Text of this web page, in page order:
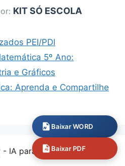
KIT SÓ ESCOLA
PEI/PDI
5º Ano:
e Gráficos
Aprenda e Compartilhe
IA para professores
Baixar WORD
Baixar PDF